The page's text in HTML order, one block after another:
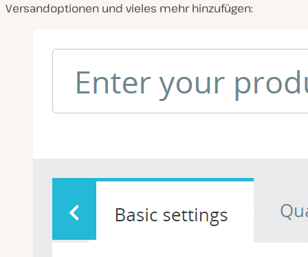
Versandoptionen und vieles mehr hinzufügen: